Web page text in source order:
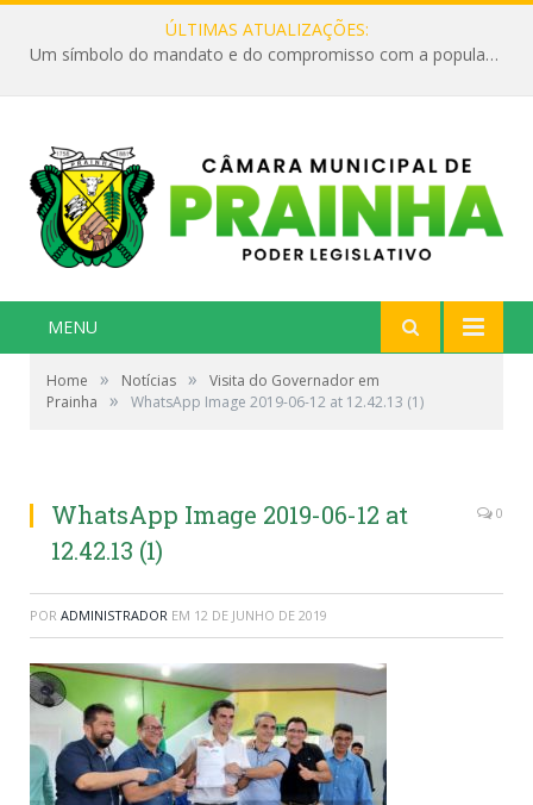
ÚLTIMAS ATUALIZAÇÕES:
Um símbolo do mandato e do compromisso com a população
MENU
Home » Notícias »
Visita do Governador em
Prainha
» WhatsApp Image 2019-06-12 at 12.42.13 (1)
WhatsApp Image 2019-06-12 at
12.42.13 (1)
0
POR ADMINISTRADOR EM 12 DE JUNHO DE 2019